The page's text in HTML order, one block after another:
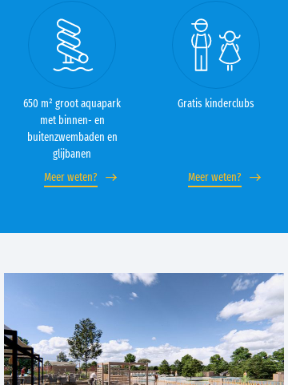
650 m² groot aquapark
met binnen- en
buitenzwembaden en
glijbanen
Meer weten?
Gratis kinderclubs
Meer weten?